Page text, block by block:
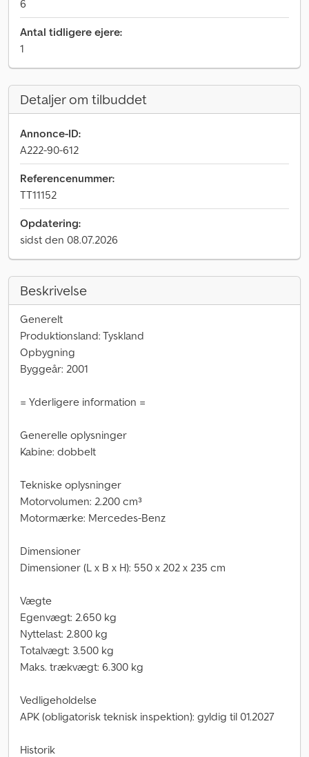
6
Antal tidligere ejere:
1
Detaljer om tilbuddet
Annonce-ID:
A222-90-612
Referencenummer:
TT11152
Opdatering:
sidst den 08.07.2026
Beskrivelse
Generelt
Produktionsland: Tyskland
Opbygning
Byggeår: 2001
= Yderligere information =
Generelle oplysninger
Kabine: dobbelt
Tekniske oplysninger
Motorvolumen: 2.200 cm³
Motormærke: Mercedes-Benz
Dimensioner
Dimensioner (L x B x H): 550 x 202 x 235 cm
Vægte
Egenvægt: 2.650 kg
Nyttelast: 2.800 kg
Totalvægt: 3.500 kg
Maks. trækvægt: 6.300 kg
Vedligeholdelse
APK (obligatorisk teknisk inspektion): gyldig til 01.2027
Historik